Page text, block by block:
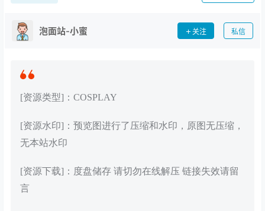
泡面站-小蜜 关注 私信
[资源类型]：COSPLAY
[资源水印]：预览图进行了压缩和水印，原图无压缩，
无本站水印
[资源下载]：度盘储存 请切勿在线解压 链接失效请留
言